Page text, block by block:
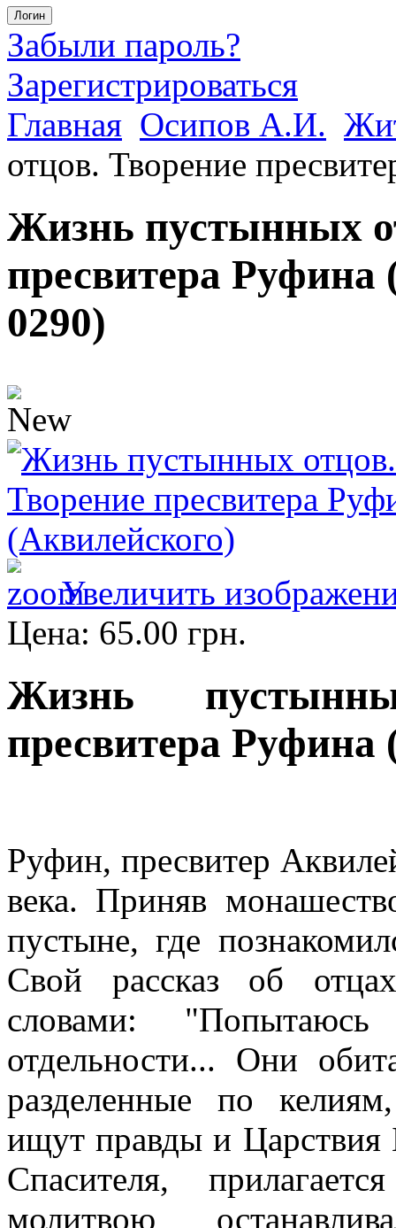
Забыли пароль?
Зарегистрироваться
Главная Осипов А.И.
отцов. Творение
Жизнь пустынных
пресвитера
0290)
Увеличить
Цена: 65.00 грн.
Жизнь
пресвитера Руфина
Руфин, пресвитер
века. Приняв
пустыне, где
Свой рассказ об
словами:
отдельности... Они
разделенные по
ищут правды и
Спасителя,
молитвою